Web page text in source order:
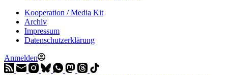
Kooperation / Media Kit
Archiv
Impressum
Datenschutzerklärung
Anmelden